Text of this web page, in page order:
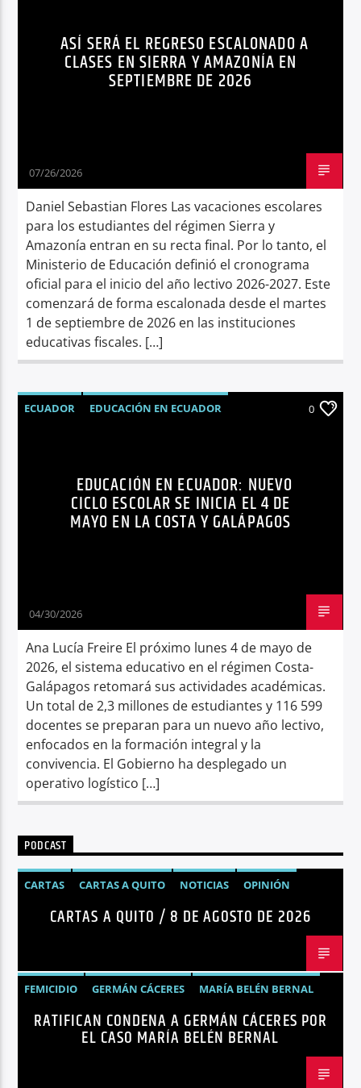
Radio hola
ASÍ SERÁ EL REGRESO ESCALONADO A
CLASES EN SIERRA Y AMAZONÍA EN
SEPTIEMBRE DE 2026
07/26/2026
Daniel Sebastian Flores Las vacaciones escolares
para los estudiantes del régimen Sierra y
Amazonía entran en su recta final. Por lo tanto, el
Ministerio de Educación definió el cronograma
oficial para el inicio del año lectivo 2026-2027. Este
comenzará de forma escalonada desde el martes
1 de septiembre de 2026 en las instituciones
educativas fiscales. […]
ECUADOR
EDUCACIÓN EN ECUADOR
0
EDUCACIÓN EN ECUADOR: NUEVO
CICLO ESCOLAR SE INICIA EL 4 DE
MAYO EN LA COSTA Y GALÁPAGOS
04/30/2026
Ana Lucía Freire El próximo lunes 4 de mayo de
2026, el sistema educativo en el régimen Costa-
Galápagos retomará sus actividades académicas.
Un total de 2,3 millones de estudiantes y 116 599
docentes se preparan para un nuevo año lectivo,
enfocados en la formación integral y la
convivencia. El Gobierno ha desplegado un
operativo logístico […]
PODCAST
CARTAS CARTAS A QUITO NOTICIAS OPINIÓN
CARTAS A QUITO / 8 DE AGOSTO DE 2026
FEMICIDIO GERMÁN CÁCERES
MARÍA BELÉN BERNAL
NOTICIAS
SEGURIDAD
RATIFICAN CONDENA A GERMÁN CÁCERES POR
EL CASO MARÍA BELÉN BERNAL